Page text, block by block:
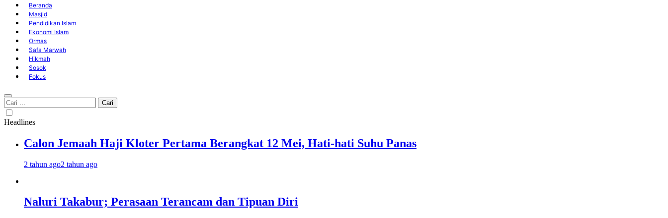
Beranda
Masjid
Pendidikan Islam
Ekonomi Islam
Ormas
Safa Marwah
Hikmah
Sosok
Fokus
Cari
untuk:
Headlines
Calon Jemaah Haji Kloter Pertama Berangkat 12 Mei, Hati-hati Suhu Panas
2 tahun ago2 tahun ago
Naluri Takabur; Perasaan Terancam dan Tipuan Diri